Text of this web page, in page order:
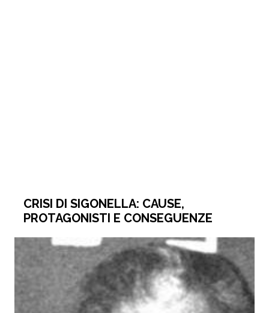
CRISI DI SIGONELLA: CAUSE,
PROTAGONISTI E CONSEGUENZE